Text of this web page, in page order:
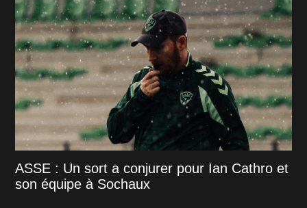
ASSE : Un sort a conjurer pour Ian Cathro et
son équipe à Sochaux